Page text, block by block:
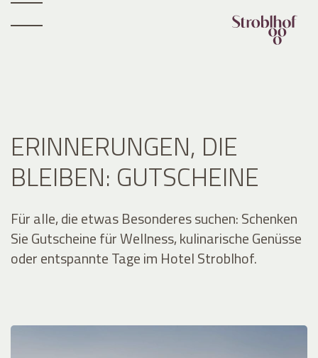
ERINNERUNGEN, DIE
BLEIBEN: GUTSCHEINE
Für alle, die etwas Besonderes suchen: Schenken
Sie Gutscheine für Wellness, kulinarische Genüsse
oder entspannte Tage im Hotel Stroblhof.